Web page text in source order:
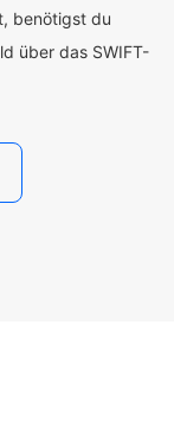
benötigst du
über das SWIFT-